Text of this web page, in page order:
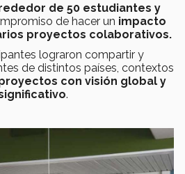
de 50 estudiantes y
de hacer un impacto
proyectos colaborativos.
lograron compartir y
de distintos países, contextos
con visión global y
.